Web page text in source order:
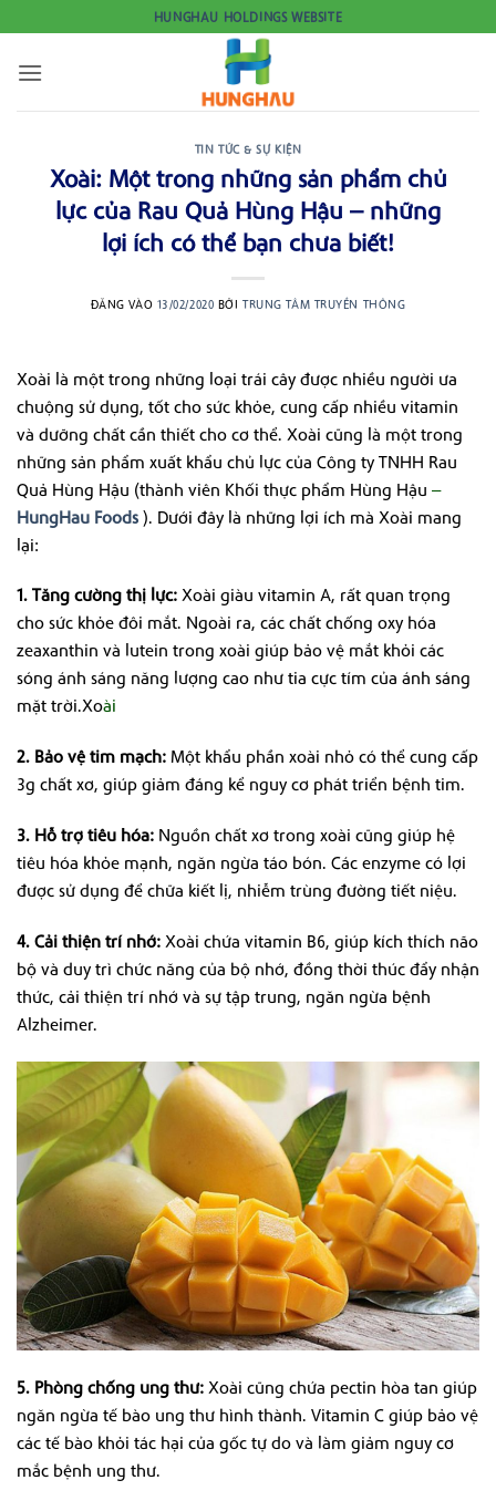
nội
HUNGHAU HOLDINGS WEBSITE
TIN TỨC & SỰ KIỆN
Xoài: Một trong những sản phẩm chủ
lực của Rau Quả Hùng Hậu – những
lợi ích có thể bạn chưa biết!
ĐĂNG VÀO 13/02/2020 BỞITRUNG TÂM TRUYỀN THÔNG
Xoài là một trong những loại trái cây được nhiều người ưa
chuộng sử dụng, tốt cho sức khỏe, cung cấp nhiều vitamin
và dưỡng chất cần thiết cho cơ thể. Xoài cũng là một trong
những sản phẩm xuất khẩu chủ lực của Công ty TNHH Rau
Quả Hùng Hậu (thành viên Khối thực phẩm Hùng Hậu –
HungHau Foods ). Dưới đây là những lợi ích mà Xoài mang
lại:
1. Tăng cường thị lực: Xoài giàu vitamin A, rất quan trọng
cho sức khỏe đôi mắt. Ngoài ra, các chất chống oxy hóa
zeaxanthin và lutein trong xoài giúp bảo vệ mắt khỏi các
sóng ánh sáng năng lượng cao như tia cực tím của ánh sáng
mặt trời.Xoài
2. Bảo vệ tim mạch: Một khẩu phần xoài nhỏ có thể cung cấp
3g chất xơ, giúp giảm đáng kể nguy cơ phát triển bệnh tim.
3. Hỗ trợ tiêu hóa: Nguồn chất xơ trong xoài cũng giúp hệ
tiêu hóa khỏe mạnh, ngăn ngừa táo bón. Các enzyme có lợi
được sử dụng để chữa kiết lị, nhiễm trùng đường tiết niệu.
4. Cải thiện trí nhớ: Xoài chứa vitamin B6, giúp kích thích não
bộ và duy trì chức năng của bộ nhớ, đồng thời thúc đẩy nhận
thức, cải thiện trí nhớ và sự tập trung, ngăn ngừa bệnh
Alzheimer.
5. Phòng chống ung thư: Xoài cũng chứa pectin hòa tan giúp
ngăn ngừa tế bào ung thư hình thành. Vitamin C giúp bảo vệ
các tế bào khỏi tác hại của gốc tự do và làm giảm nguy cơ
mắc bệnh ung thư.